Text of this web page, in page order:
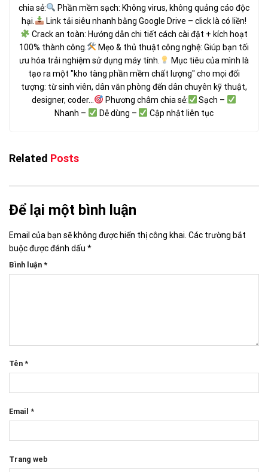
chia sẻ:
Phần mềm sạch: Không virus, không quảng cáo độc
hại.
Link tải siêu nhanh bằng Google Drive – click là có liền!
Crack an toàn: Hướng dẫn chi tiết cách cài đặt + kích hoạt
100% thành công.
Mẹo & thủ thuật công nghệ: Giúp bạn tối
ưu hóa trải nghiệm sử dụng máy tính.
Mục tiêu của mình là
tạo ra một "kho tàng phần mềm chất lượng" cho mọi đối
tượng: từ sinh viên, dân văn phòng đến dân chuyên kỹ thuật,
designer, coder...
Phương châm chia sẻ:
Sạch –
Nhanh –
Dễ dùng – Cập nhật liên tục
Related Posts
Để lại một bình luận
Email của bạn sẽ không được hiển thị công khai. Các trường bắt
buộc được đánh dấu *
Bình luận *
Tên *
Email *
Trang web